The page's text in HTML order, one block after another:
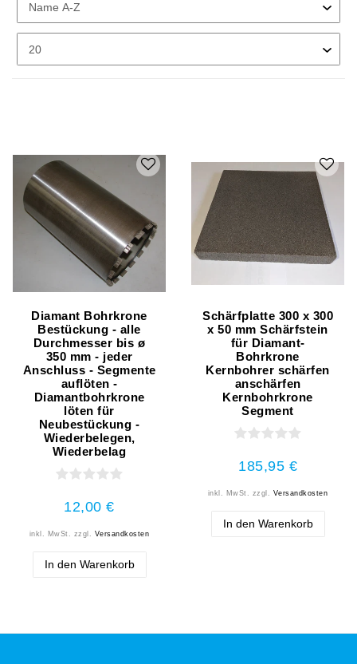
Diamant Bohrkrone
Bestückung - alle
Durchmesser bis ø
350 mm - jeder
Anschluss - Segmente
auflöten -
Diamantbohrkrone
löten für
Neubestückung -
Wiederbelegen,
Wiederbelag
12,00 €
inkl. MwSt. zzgl. Versandkosten
In den Warenkorb
Schärfplatte 300 x 300
x 50 mm Schärfstein
für Diamant-
Bohrkrone
Kernbohrer schärfen
anschärfen
Kernbohrkrone
Segment
185,95 €
inkl. MwSt. zzgl. Versandkosten
In den Warenkorb